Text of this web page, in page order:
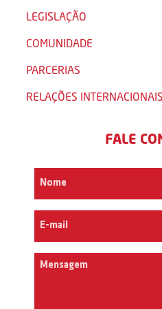
LEGISLAÇÃO
COMUNIDADE
PARCERIAS
RELAÇÕES INTERNACIONAIS
FALE